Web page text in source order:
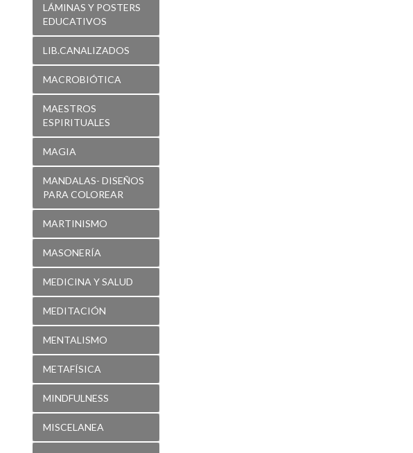
LÁMINAS Y POSTERS
EDUCATIVOS
LIB.CANALIZADOS
MACROBIÓTICA
MAESTROS
ESPIRITUALES
MAGIA
MANDALAS- DISEÑOS
PARA COLOREAR
MARTINISMO
MASONERÍA
MEDICINA Y SALUD
MEDITACIÓN
MENTALISMO
METAFÍSICA
MINDFULNESS
MISCELANEA